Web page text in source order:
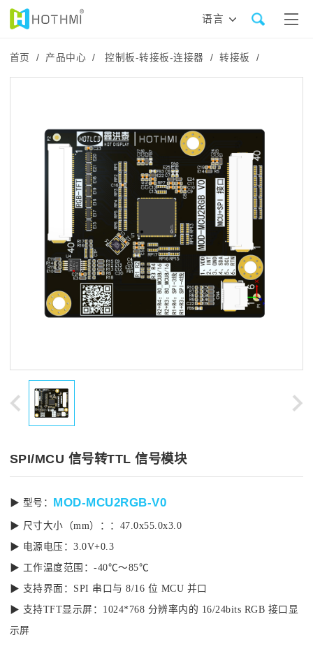
语言
首页 / 产品中心 / 控制板-转接板-连接器 / 转接板 /
SPI/MCU 信号转TTL 信号模块
▶ 型号： MOD-MCU2RGB-V0
▶ 尺寸大小（mm）：
：47.0x55.0x3.0
▶ 电源电压：3.0V+0.3
▶ 工作温度范围：-40℃～85℃
▶ 支持界面：SPI 串口与 8/16 位 MCU 并口
▶ 支持TFT显示屏：1024*768 分辨率内的 16/24bits RGB 接口显
示屏